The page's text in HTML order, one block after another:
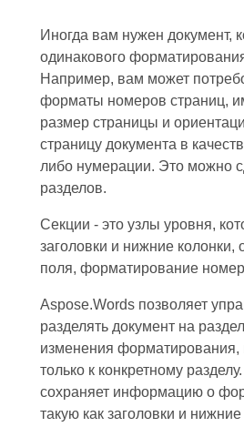
Иногда вам нужен документ,
одинакового
Например, вам может
форматы номеров страниц,
размер страницы и
страницу документа в
либо нумерации. Это можно
разделов.
Секции - это узлы уровня,
заголовки и нижние
поля, форматирование
Aspose.Words позволяет
разделять документ на
изменения форматирования,
только к конкретному
сохраняет информацию о
такую как заголовки и